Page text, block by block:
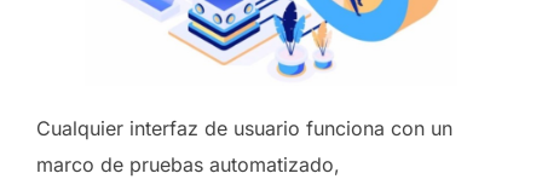
Cualquier interfaz de usuario funciona con un
marco de pruebas automatizado,